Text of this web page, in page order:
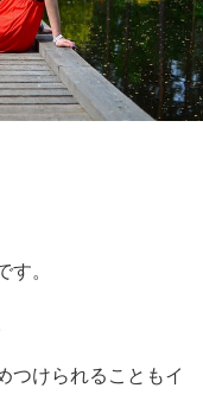
。
つけられることもイ